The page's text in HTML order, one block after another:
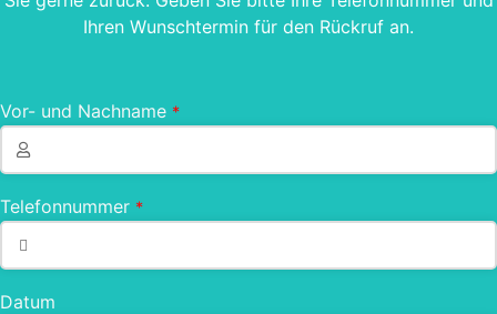
Ihren Wunschtermin für den Rückruf an.
Vor- und Nachname *
Telefonnummer *
Datum